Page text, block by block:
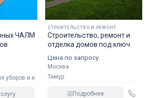
ЧАЛМ
уборов и меховых изделий
СТРОИТЕЛЬСТВО И РЕМОНТ
Строительство, ремонт и
отделка домов под ключ
Цена по запросу
Москва
Тимур
Подробнее